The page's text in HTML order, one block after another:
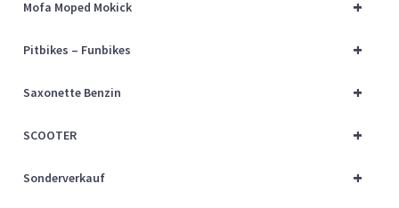
+
Mofa Moped Mokick
+
Pitbikes – Funbikes
+
Saxonette Benzin
+
SCOOTER
+
Sonderverkauf